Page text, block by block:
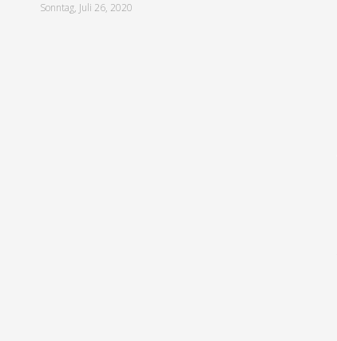
Sonntag, Juli 26, 2020